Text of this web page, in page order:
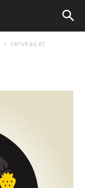
cerveau et